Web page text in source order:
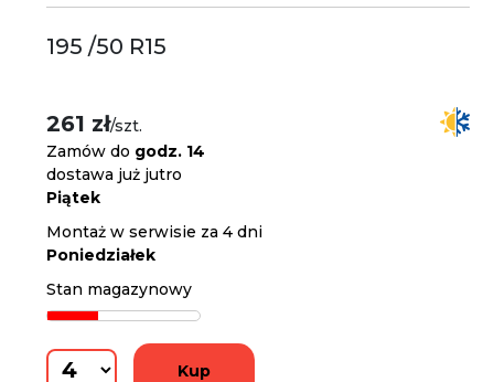
195 /50 R15
261 zł/szt.
Zamów do godz. 14
dostawa już jutro
Piątek
Montaż w serwisie za 4 dni
Poniedziałek
Stan magazynowy
Kup